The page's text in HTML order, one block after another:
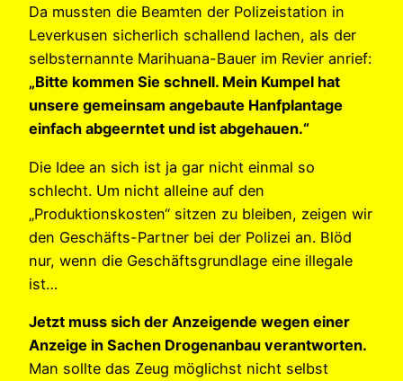
Da mussten die Beamten der Polizeistation in
Leverkusen sicherlich schallend lachen, als der
selbsternannte Marihuana-Bauer im Revier anrief:
„Bitte kommen Sie schnell. Mein Kumpel hat
unsere gemeinsam angebaute Hanfplantage
einfach abgeerntet und ist abgehauen.“
Die Idee an sich ist ja gar nicht einmal so
schlecht. Um nicht alleine auf den
„Produktionskosten“ sitzen zu bleiben, zeigen wir
den Geschäfts-Partner bei der Polizei an. Blöd
nur, wenn die Geschäftsgrundlage eine illegale
ist…
Jetzt muss sich der Anzeigende wegen einer
Anzeige in Sachen Drogenanbau verantworten.
Man sollte das Zeug möglichst nicht selbst